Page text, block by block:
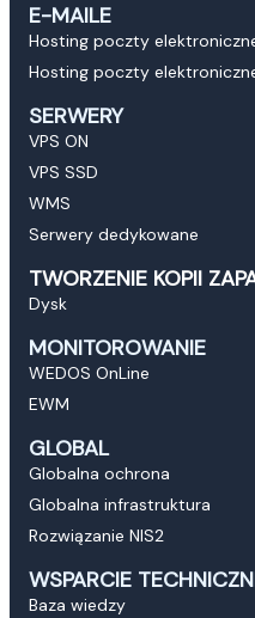
E-MAILE
Hosting poczty
Hosting poczty
SERWERY
VPS ON
VPS SSD
WMS
Serwery dedykowane
TWORZENIE KOPII
Dysk
MONITOROWANIE
WEDOS OnLine
EWM
GLOBAL
Globalna ochrona
Globalna infrastruktura
Rozwiązanie NIS2
WSPARCIE
Baza wiedzy